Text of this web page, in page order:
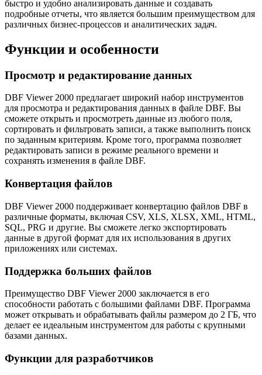
быстро и удобно анализировать данные и создавать
подробные отчеты, что является большим преимуществом для
различных бизнес-процессов и аналитических задач.
Функции и особенности
Просмотр и редактирование данных
DBF Viewer 2000 предлагает широкий набор инструментов
для просмотра и редактирования данных в файле DBF. Вы
сможете открыть и просмотреть данные из любого поля,
сортировать и фильтровать записи, а также выполнить поиск
по заданным критериям. Кроме того, программа позволяет
редактировать записи в режиме реального времени и
сохранять изменения в файле DBF.
Конвертация файлов
DBF Viewer 2000 поддерживает конвертацию файлов DBF в
различные форматы, включая CSV, XLS, XLSX, XML, HTML,
SQL, PRG и другие. Вы сможете легко экспортировать
данные в другой формат для их использования в других
приложениях или системах.
Поддержка больших файлов
Преимущество DBF Viewer 2000 заключается в его
способности работать с большими файлами DBF. Программа
может открывать и обрабатывать файлы размером до 2 ГБ, что
делает ее идеальным инструментом для работы с крупными
базами данных.
Функции для разработчиков